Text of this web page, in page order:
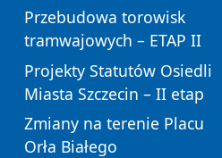
Przebudowa torowisk
tramwajowych – ETAP II
Projekty Statutów Osiedli
Miasta Szczecin – II etap
Zmiany na terenie Placu
Orła Białego